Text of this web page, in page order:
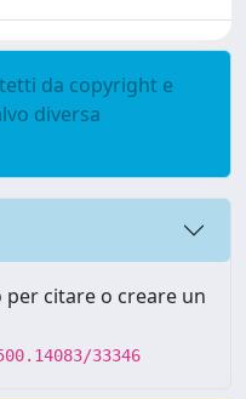
da copyright e
diversa
citare o creare un
33346